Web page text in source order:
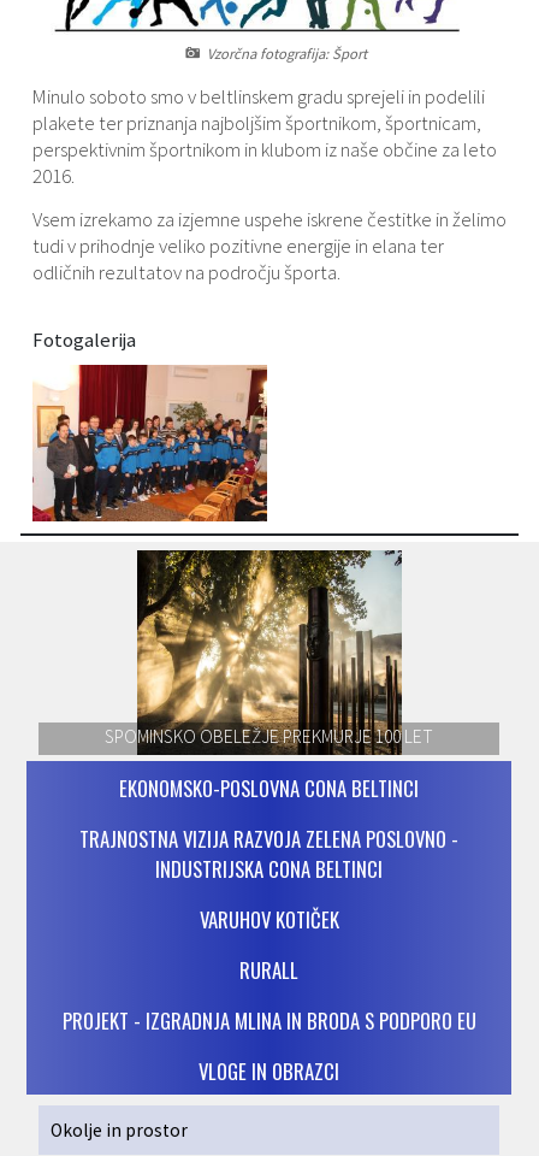
Vzorčna fotografija: Šport
Minulo soboto smo v beltlinskem gradu sprejeli in podelili
plakete ter priznanja najboljšim športnikom, športnicam,
perspektivnim športnikom in klubom iz naše občine za leto
2016.
Vsem izrekamo za izjemne uspehe iskrene čestitke in želimo
tudi v prihodnje veliko pozitivne energije in elana ter
odličnih rezultatov na področju športa.
Fotogalerija
SPOMINSKO OBELEŽJE PREKMURJE 100 LET
EKONOMSKO-POSLOVNA CONA BELTINCI
TRAJNOSTNA VIZIJA RAZVOJA ZELENA POSLOVNO -
INDUSTRIJSKA CONA BELTINCI
VARUHOV KOTIČEK
RURALL
PROJEKT - IZGRADNJA MLINA IN BRODA S PODPORO EU
VLOGE IN OBRAZCI
Okolje in prostor
Varstvo osebnih podatkov
Informacije javnega značaja
Občinski časopis "Mali Rijtar"
Občinski predpisi
Galerija slik
Prostorski akti
Projekti občine
Druge koristne povezave